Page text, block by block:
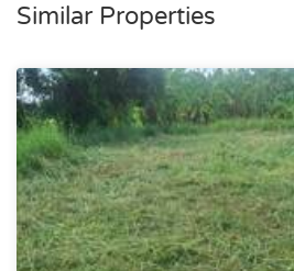
Similar Properties